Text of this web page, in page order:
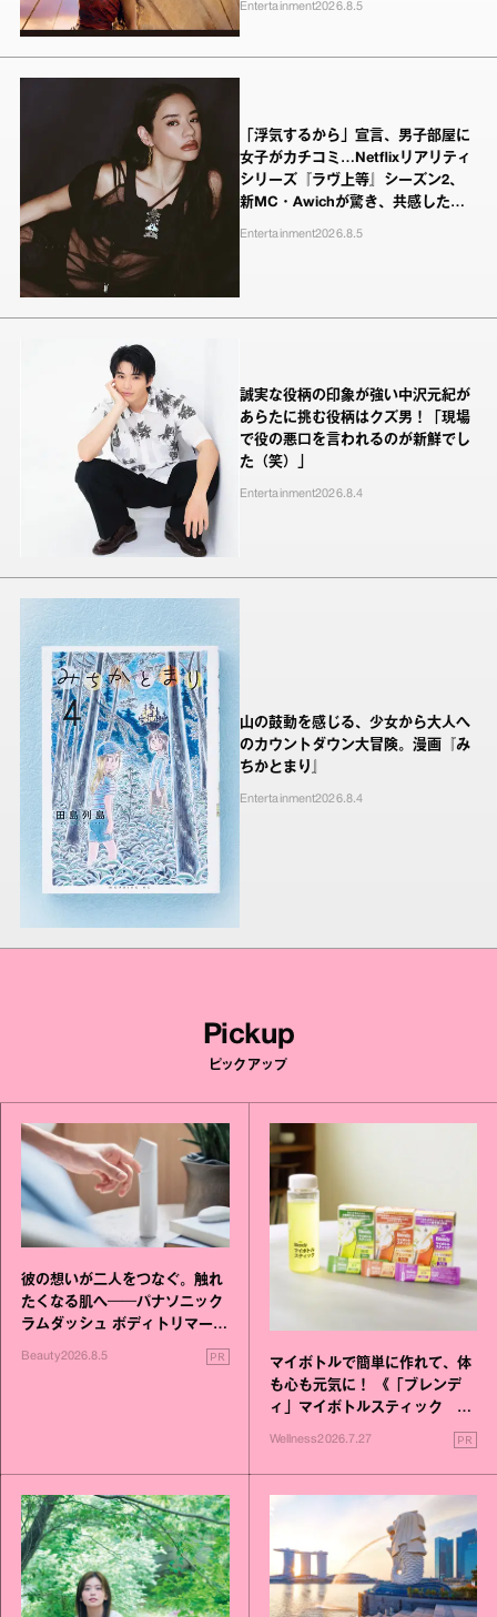
Entertainment2026.8.5
「浮気するから」宣言、男子部屋に
女子がカチコミ…Netflixリアリティ
シリーズ『ラヴ上等』シーズン2、
新MC・Awichが驚き、共感したヤ
Entertainment2026.8.5
誠実な役柄の印象が強い中沢元紀が
あらたに挑む役柄はクズ男！「現場
で役の悪口を言われるのが新鮮でし
た（笑）」
Entertainment2026.8.4
山の鼓動を感じる、少女から大人へ
のカウントダウン大冒険。漫画『み
ちかとまり』
Entertainment2026.8.4
Pickup
ピックアップ
彼の想いが二人をつなぐ。触れ
たくなる肌へ──パナソニック
ラムダッシュ ボディトリマーが
Beauty2026.8.5 PR
マイボトルで簡単に作れて、体
も心も元気に！ 《「ブレンデ
ィ」マイボトルスティック い
いこと毎日》シリーズが誕生
Wellness2026.7.27 PR